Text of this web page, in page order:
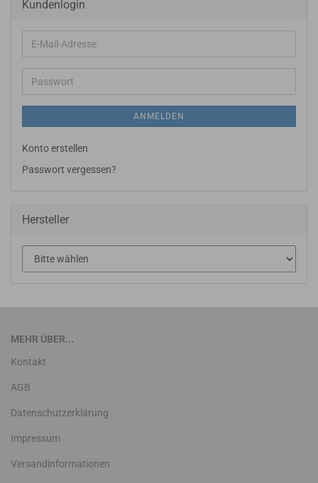
Kundenlogin
E-
Mail-
Adresse
Passwort
ANMELDEN
Konto erstellen
Passwort vergessen?
Hersteller
MEHR ÜBER...
Kontakt
AGB
Datenschutzerklärung
Impressum
Versandinformationen